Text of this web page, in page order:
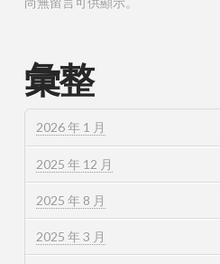
彙整
2026 年 1 月
2025 年 12 月
2025 年 8 月
2025 年 3 月